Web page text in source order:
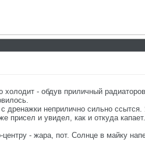
- обдув приличный
дренажки неприлично сильно
присел и увидел, как и откуда капает.
- жара, пот. Солнце в майку